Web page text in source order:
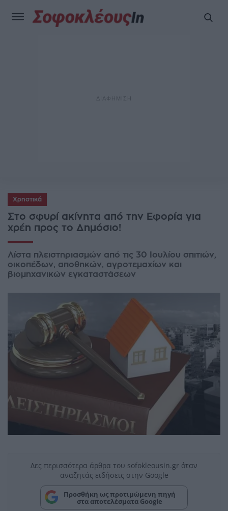
Χρηστικά
Στο σφυρί ακίνητα από την Εφορία για
χρέη προς το Δημόσιο!
Λίστα πλειστηριασμών από τις 30 Ιουλίου σπιτιών,
οικοπέδων, αποθηκών, αγροτεμαχίων και
βιομηχανικών εγκαταστάσεων
Δες περισσότερα άρθρα του sofokleousin.gr όταν
αναζητάς ειδήσεις στην Google
Προσθήκη ως προτιμώμενη πηγή
στα αποτελέσματα Google